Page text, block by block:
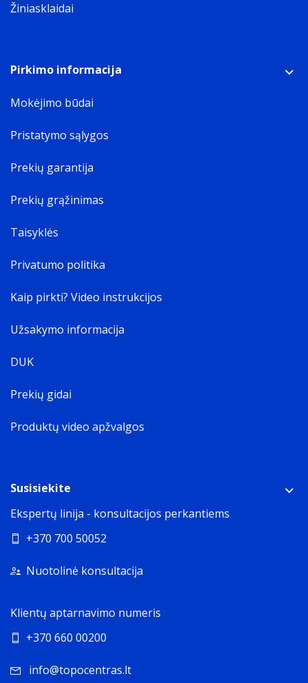
Žiniasklaidai
Pirkimo informacija
Mokėjimo būdai
Pristatymo sąlygos
Prekių garantija
Prekių grąžinimas
Taisyklės
Privatumo politika
Kaip pirkti? Video instrukcijos
Užsakymo informacija
DUK
Prekių gidai
Produktų video apžvalgos
Susisiekite
Ekspertų linija - konsultacijos perkantiems
+370 700 50052
Nuotolinė konsultacija
Klientų aptarnavimo numeris
+370 660 00200
info@topocentras.lt